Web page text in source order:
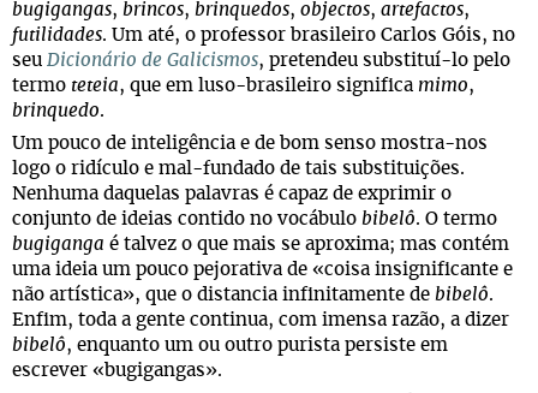
bugigangas, brincos, brinquedos, objectos, artefactos,
futilidades. Um até, o professor brasileiro Carlos Góis, no
seu Dicionário de Galicismos, pretendeu substituí-lo pelo
termo teteia, que em luso-brasileiro significa mimo,
brinquedo.
Um pouco de inteligência e de bom senso mostra-nos
logo o ridículo e mal-fundado de tais substituições.
Nenhuma daquelas palavras é capaz de exprimir o
conjunto de ideias contido no vocábulo bibelô. O termo
bugiganga é talvez o que mais se aproxima; mas contém
uma ideia um pouco pejorativa de «coisa insignificante e
não artística», que o distancia infinitamente de bibelô.
Enfim, toda a gente continua, com imensa razão, a dizer
bibelô, enquanto um ou outro purista persiste em
escrever «bugigangas».